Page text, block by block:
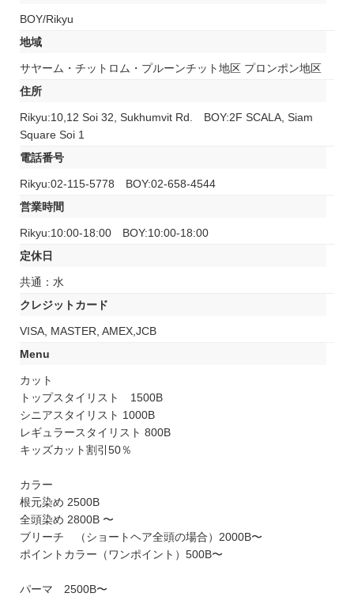
BOY/Rikyu
地域
サヤーム・チットロム・プルーンチット地区 プロンポン地区
住所
Rikyu:10,12 Soi 32, Sukhumvit Rd. BOY:2F SCALA, Siam
Square Soi 1
電話番号
Rikyu:02-115-5778 BOY:02-658-4544
営業時間
Rikyu:10:00-18:00 BOY:10:00-18:00
定休日
共通：水
クレジットカード
VISA, MASTER, AMEX,JCB
Menu
カット
トップスタイリスト 1500B
シニアスタイリスト 1000B
レギュラースタイリスト 800B
キッズカット割引50％
カラー
根元染め 2500B
全頭染め 2800B 〜
ブリーチ （ショートヘア全頭の場合）2000B〜
ポイントカラー（ワンポイント）500B〜
パーマ 2500B〜